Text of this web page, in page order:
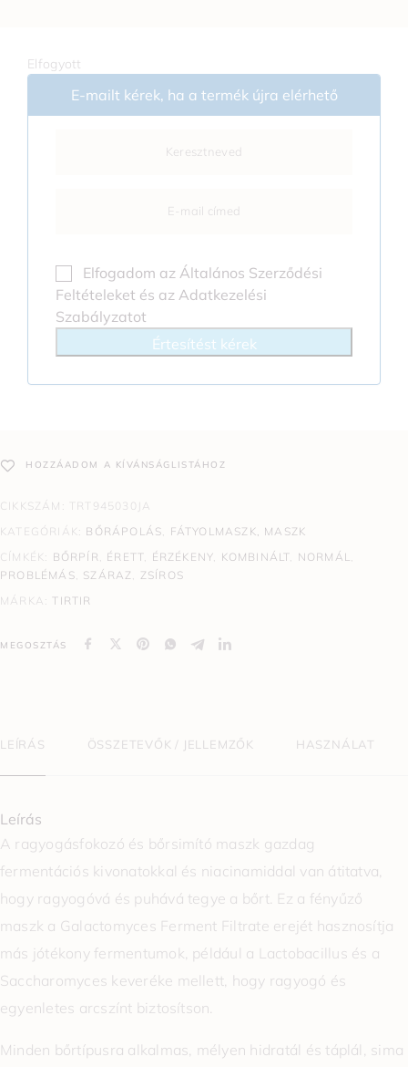
Elfogyott
E-mailt kérek, ha a termék újra elérhető
Elfogadom az Általános Szerződési
Feltételeket és az Adatkezelési
Szabályzatot
Értesítést kérek
HOZZÁADOM A KÍVÁNSÁGLISTÁHOZ
CIKKSZÁM: TRT945030JA
KATEGÓRIÁK: BŐRÁPOLÁS, FÁTYOLMASZK, MASZK
CÍMKÉK: BŐRPÍR, ÉRETT, ÉRZÉKENY, KOMBINÁLT, NORMÁL,
PROBLÉMÁS, SZÁRAZ , ZSÍROS
MÁRKA: TIRTIR
MEGOSZTÁS
LEÍRÁS ÖSSZETEVŐK / JELLEMZŐK HASZNÁLAT
Leírás
A ragyogásfokozó és bőrsimító maszk gazdag
fermentációs kivonatokkal és niacinamiddal van átitatva,
hogy ragyogóvá és puhává tegye a bőrt. Ez a fényűző
maszk a Galactomyces Ferment Filtrate erejét hasznosítja
más jótékony fermentumok, például a Lactobacillus és a
Saccharomyces keveréke mellett, hogy ragyogó és
egyenletes arcszínt biztosítson.
Minden bőrtípusra alkalmas, mélyen hidratál és táplál, sima